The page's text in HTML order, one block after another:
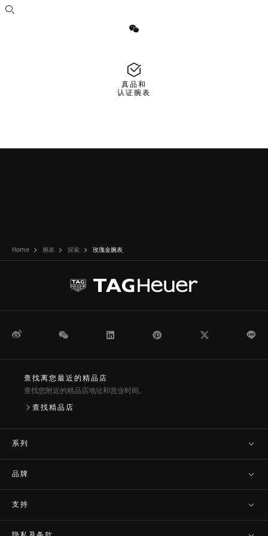
打开搜索
微信
真品和
认证腕表
Home 腕表 探索 玫瑰金腕表
微博 WeChat Pinterest
查找离您最近的精品店
查找您附近的精品店地址和营业时间。
查找精品店
系列
品牌
支持